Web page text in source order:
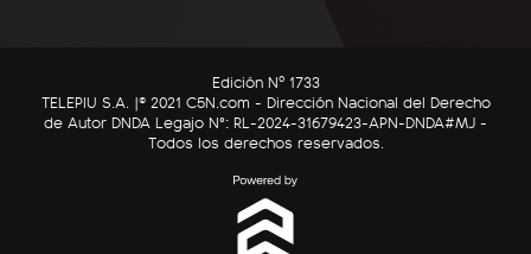
C5N Autos
RatingCero
Edición Nº 1733
TELEPIU S.A. |© 2021 C5N.com - Dirección Nacional del Derecho
de Autor DNDA Legajo N°: RL-2024-31679423-APN-DNDA#MJ -
Todos los derechos reservados.